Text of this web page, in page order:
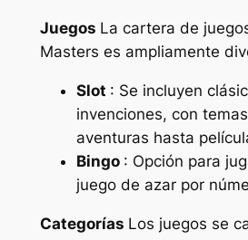
Juegos La cartera de
Masters es ampliamente
Slot : Se incluyen
invenciones, con
aventuras hasta
Bingo : Opción para
juego de azar por
Categorías Los juegos se